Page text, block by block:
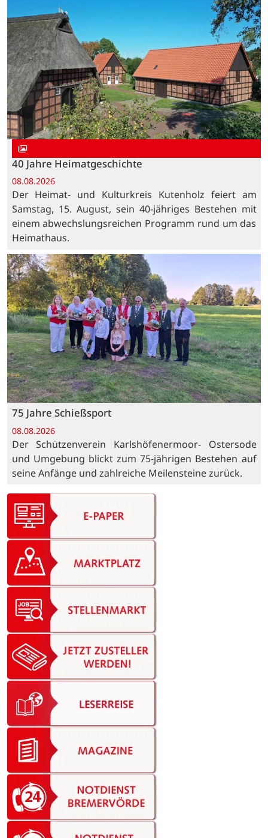
40 Jahre Heimatgeschichte
08.08.2026
Der Heimat- und Kulturkreis Kutenholz feiert am
Samstag, 15. August, sein 40-jähriges Bestehen mit
einem abwechslungsreichen Programm rund um das
Heimathaus.
75 Jahre Schießsport
08.08.2026
Der Schützenverein Karlshöfenermoor- Ostersode
und Umgebung blickt zum 75-jährigen Bestehen auf
seine Anfänge und zahlreiche Meilensteine zurück.